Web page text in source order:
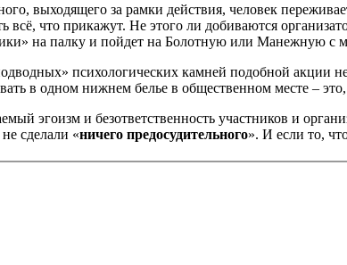
выходящего за рамки действия, человек
всё, что прикажут. Не этого ли добиваются
на палку и пойдет на Болотную или Манежную
психологических камней подобной акции
в одном нижнем белье в общественном месте –
эгоизм и безответственность участников и
сделали «ничего предосудительного». И если то,